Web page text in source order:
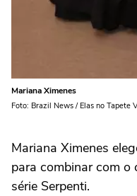
Mariana Ximenes
Foto: Brazil News / Elas no Tapete
Mariana Ximenes
para combinar com o
série Serpenti.